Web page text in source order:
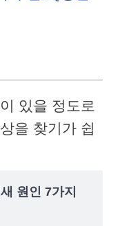
있을 정도로
을 찾기가 쉽
원인 7가지